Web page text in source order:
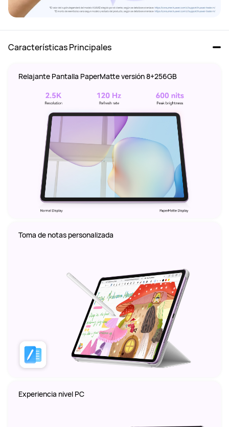
Características Principales
Relajante Pantalla PaperMatte versión 8+256GB
Toma de notas personalizada
Experiencia nivel PC